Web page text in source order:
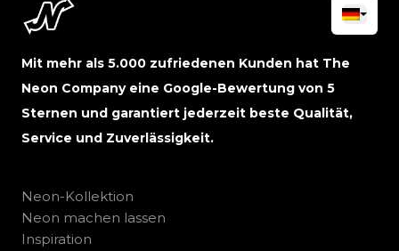
Mit mehr als 5.000 zufriedenen Kunden hat The
Neon Company eine Google-Bewertung von 5
Sternen und garantiert jederzeit beste Qualität,
Service und Zuverlässigkeit.
Neon-Kollektion
Neon machen lassen
Inspiration